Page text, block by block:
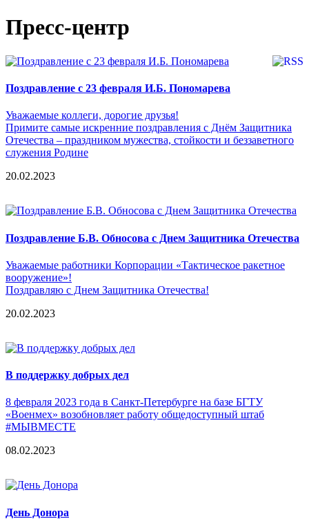
Пресс-центр
Поздравление с 23 февраля И.Б. Пономарева
Уважаемые коллеги, дорогие друзья!
Примите самые искренние поздравления с Днём Защитника
Отечества – праздником мужества, стойкости и беззаветного
служения Родине
20.02.2023
Поздравление Б.В. Обносова с Днем Защитника Отечества
Уважаемые работники Корпорации «Тактическое ракетное
вооружение»!
Поздравляю с Днем Защитника Отечества!
20.02.2023
В поддержку добрых дел
8 февраля 2023 года в Санкт-Петербурге на базе БГТУ
«Военмех» возобновляет работу общедоступный штаб
#МЫВМЕСТЕ
08.02.2023
День Донора